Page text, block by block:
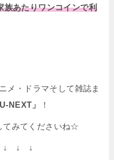
族あたりワンコインで利
メ・ドラマそして雑誌ま
U-NEXT」 ！
てみてくださいね☆
↓ ↓